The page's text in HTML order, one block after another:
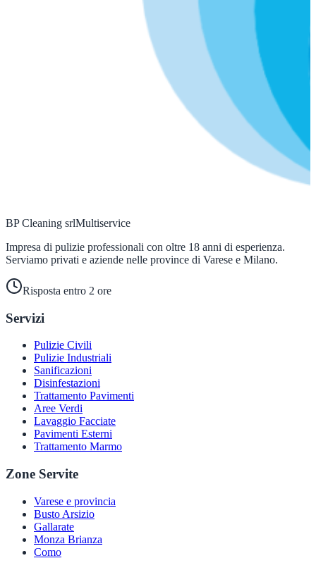
BP Cleaning srlMultiservice
Impresa di pulizie professionali con oltre 18 anni di esperienza.
Serviamo privati e aziende nelle province di Varese e Milano.
Risposta entro 2 ore
Servizi
Pulizie Civili
Pulizie Industriali
Sanificazioni
Disinfestazioni
Trattamento Pavimenti
Aree Verdi
Lavaggio Facciate
Pavimenti Esterni
Trattamento Marmo
Zone Servite
Varese e provincia
Busto Arsizio
Gallarate
Monza Brianza
Como